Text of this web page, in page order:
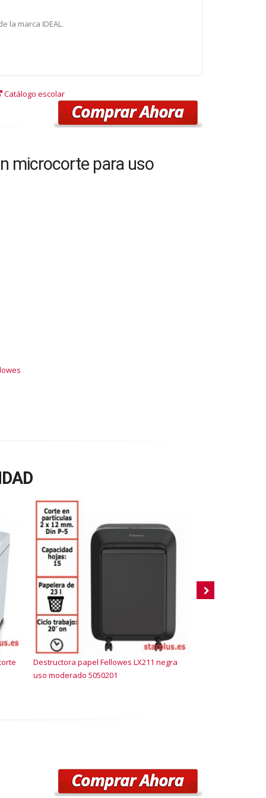
la marca IDEAL.
Catálogo escolar
microcorte para uso
Destructora papel Fellowes LX211 negra
uso moderado 5050201